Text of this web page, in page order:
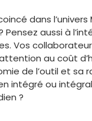
dans l’univers
Pensez aussi à
Vos
au coût
de l’outil et sa
intégré ou
?